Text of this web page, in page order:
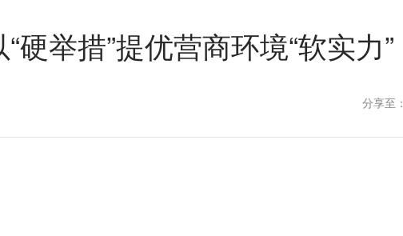
硬举措”提优营商环境“软实力”
分享至：